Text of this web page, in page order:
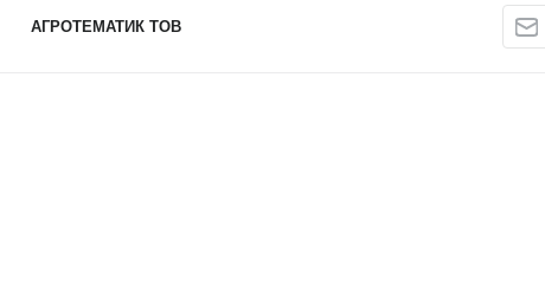
АГРОТЕМАТИК ТОВ